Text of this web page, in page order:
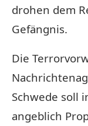
drohen dem
Gefängnis.
Die
Schwede soll
angeblich